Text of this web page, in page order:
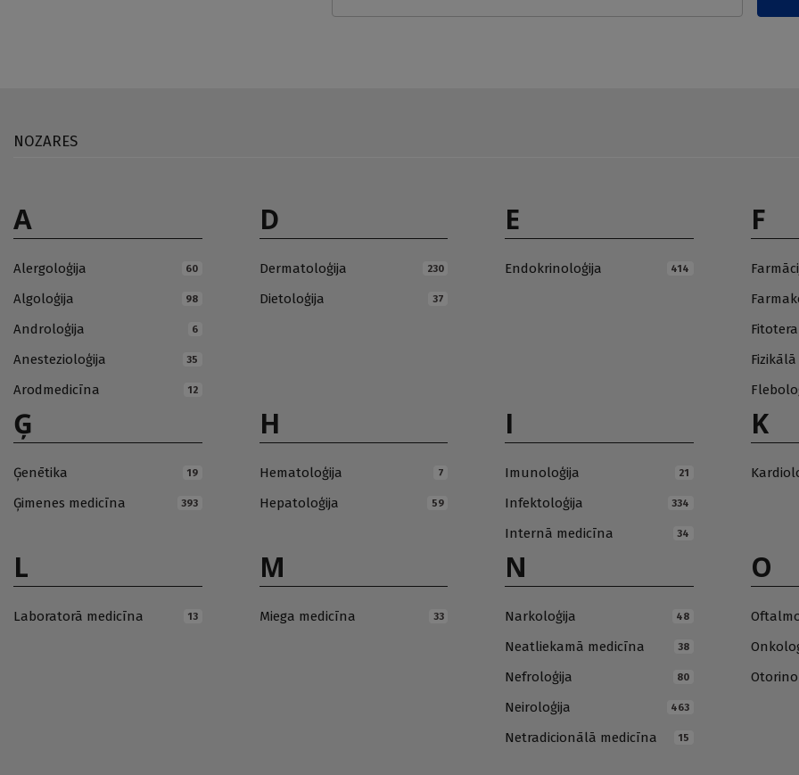
NOZARES
A
Alergoloģija 60
Algoloģija 98
Androloģija 6
Anestezioloģija 35
Arodmedicīna 12
D
Dermatoloģija 230
Dietoloģija 37
E
Endokrinoloģija 414
F
Ģ
Ģenētika 19
Ģimenes medicīna 393
H
Hematoloģija 7
Hepatoloģija 59
I
Imunoloģija 21
Infektoloģija 334
Internā medicīna 34
K
L
Laboratorā medicīna 13
M
Miega medicīna 33
N
Narkoloģija 48
Neatliekamā medicīna 38
Nefroloģija 80
Neiroloģija 463
Netradicionālā medicīna 15
O